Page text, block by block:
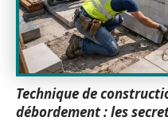
Technique de
débordement : les